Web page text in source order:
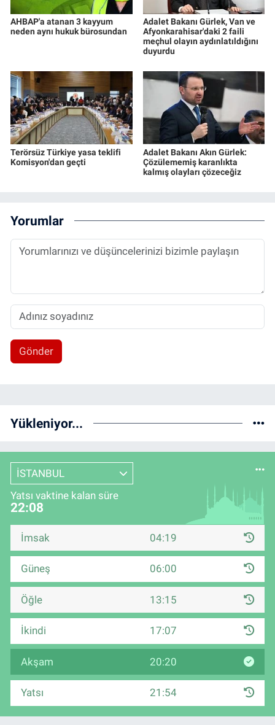
AHBAP'a atanan 3 kayyum
neden aynı hukuk bürosundan
Adalet Bakanı Gürlek, Van ve
Afyonkarahisar'daki 2 faili
meçhul olayın aydınlatıldığını
duyurdu
Terörsüz Türkiye yasa teklifi
Komisyon'dan geçti
Adalet Bakanı Akın Gürlek:
Çözülememiş karanlıkta
kalmış olayları çözeceğiz
Yorumlar
Gönder
Yükleniyor...
İSTANBUL
Yatsı vaktine kalan süre
22:08
İmsak 04:19
Güneş 06:00
Öğle 13:15
İkindi 17:07
Akşam 20:20
Yatsı 21:54